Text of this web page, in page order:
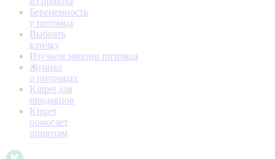
Беременность
у питомца
Выбрать
кличку
Изучаем эмоции питомца
Журнал
о питомцах
Kinpet для
продавцов
Kinpet
помогает
приютам